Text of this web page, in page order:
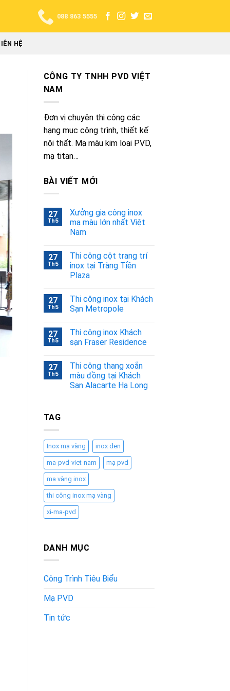
088 863 5555
HỆ
CÔNG TY TNHH PVD VIỆT
NAM
Đơn vị chuyên thi công các
hạng mục công trình, thiết kế
nội thất. Mạ màu kim loại PVD,
mạ titan…
BÀI VIẾT MỚI
27
Th5
Xưởng gia công inox
mạ màu lớn nhất Việt
Nam
27
Th5
Thi công cột trang trí
inox tại Tràng Tiền
Plaza
27
Th5
Thi công inox tại Khách
Sạn Metropole
27
Th5
Thi công inox Khách
sạn Fraser Residence
27
Th5
Thi công thang xoắn
màu đồng tại Khách
Sạn Alacarte Hạ Long
TAG
Inox mạ vàng inox đen
ma-pvd-viet-nam mạ pvd
mạ vàng inox
thi công inox mạ vàng
xi-ma-pvd
DANH MỤC
Công Trình Tiêu Biểu
Mạ PVD
Tin tức